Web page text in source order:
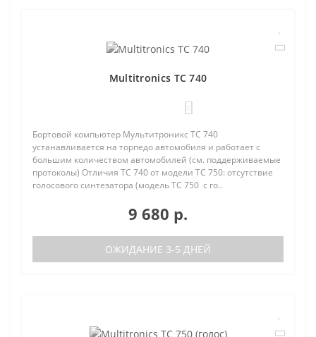
Multitronics TC 740
Бортовой компьютер Мультитроникс TC 740
устанавливается на торпедо автомобиля и работает с
большим количеством автомобилей (см. поддерживаемые
протоколы) Отличия TC 740 от модели TC 750: отсутствие
голосового синтезатора (модель TC 750 с го..
9 680 р.
ОЖИДАНИЕ 3-5 ДНЕЙ